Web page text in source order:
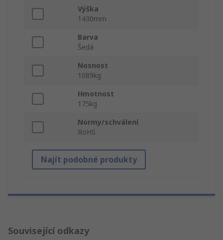
Výška
1430mm
Barva
Šedá
Nosnost
1089kg
Hmotnost
175kg
Normy/schválení
RoHS
Najít podobné produkty
Související odkazy